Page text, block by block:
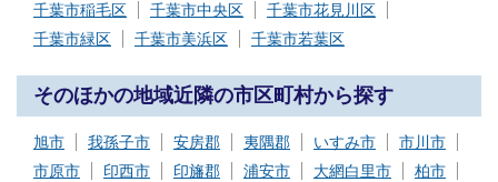
千葉市稲毛区 千葉市中央区
千葉市花見川区
千葉市緑区
千葉市美浜区 千葉市若葉区
そのほかの地域近隣の市区町村から探す
旭市 我孫子市 安房郡 夷隅郡 いすみ市
市川市
市原市
印西市 印旛郡 浦安市 大網白里市
柏市